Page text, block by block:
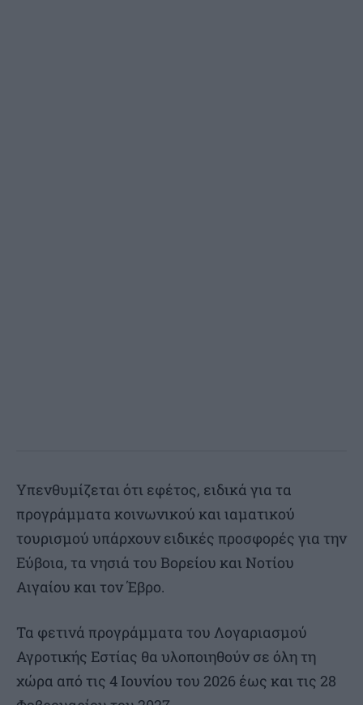
Υπενθυμίζεται ότι εφέτος, ειδικά για τα
προγράμματα κοινωνικού και ιαματικού
τουρισμού υπάρχουν ειδικές προσφορές για την
Εύβοια, τα νησιά του Βορείου και Νοτίου
Αιγαίου και τον Έβρο.
Τα φετινά προγράμματα του Λογαριασμού
Αγροτικής Εστίας θα υλοποιηθούν σε όλη τη
χώρα από τις 4 Ιουνίου του 2026 έως και τις 28